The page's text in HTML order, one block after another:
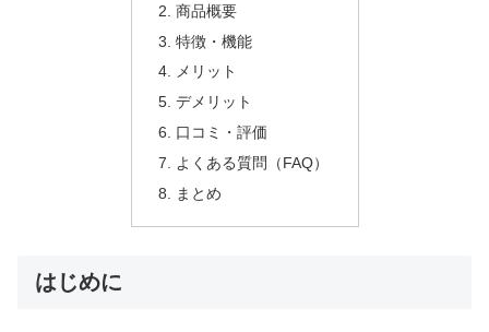
商品概要
特徴・機能
メリット
デメリット
口コミ・評価
よくある質問（FAQ）
まとめ
はじめに